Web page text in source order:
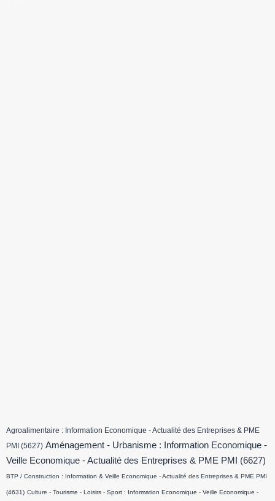
Agroalimentaire : Information Economique - Actualité des Entreprises & PME
PMI (5627) Aménagement - Urbanisme : Information Economique -
Veille Economique - Actualité des Entreprises & PME PMI
(6627)
BTP / Construction : Information & Veille Economique - Actualité des Entreprises & PME PMI
(4631) Culture - Tourisme - Loisirs - Sport : Information Economique - Veille Economique -